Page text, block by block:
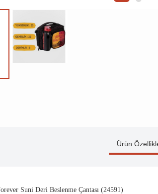
Ürün
Suni Deri Beslenme Çantası (24591)